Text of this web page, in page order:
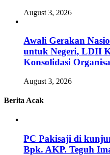
August 3, 2026
Awali Gerakan
untuk Negeri, LDII
Konsolidasi
August 3, 2026
Berita Acak
PC Pakisaji di
Bpk. AKP. Teguh